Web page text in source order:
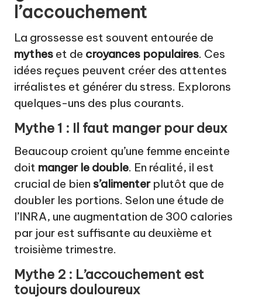
l’accouchement
La grossesse est souvent entourée de
mythes et de croyances populaires. Ces
idées reçues peuvent créer des attentes
irréalistes et générer du stress. Explorons
quelques-uns des plus courants.
Mythe 1 : Il faut manger pour deux
Beaucoup croient qu’une femme enceinte
doit manger le double. En réalité, il est
crucial de bien s’alimenterplutôt que de
doubler les portions. Selon une étude de
l’INRA, une augmentation de 300 calories
par jour est suffisante au deuxième et
troisième trimestre.
Mythe 2 : L’accouchement est
toujours douloureux